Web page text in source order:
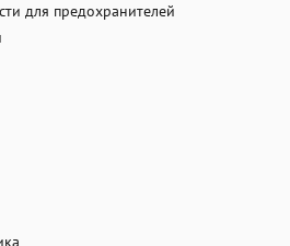
для предохранителей